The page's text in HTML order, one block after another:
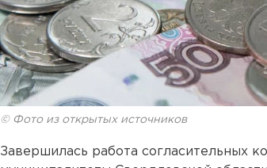
© Фото из открытых источников
Завершилась работа согласительных